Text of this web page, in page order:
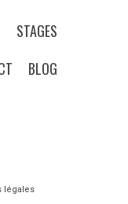
STAGES
BLOG
légales